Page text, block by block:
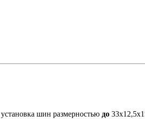
шин размерностью до